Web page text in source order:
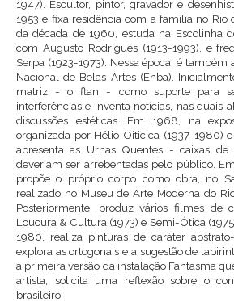
1947). Escultor, pintor, gravador e
1953 e fixa residência com a família no Rio
da década de 1960, estuda na Escolinha
com Augusto Rodrigues (1913-1993), e
Serpa (1923-1973). Nessa época, é também
Nacional de Belas Artes (Enba).
matriz - o flan - como suporte para
interferências e inventa notícias, nas quais
discussões estéticas. Em 1968, na
organizada por Hélio Oiticica (1937-1980) e
apresenta as Urnas Quentes - caixas de
deveriam ser arrebentadas pelo público.
propõe o próprio corpo como obra, no
realizado no Museu de Arte Moderna do
Posteriormente, produz vários filmes de
Loucura & Cultura (1973) e Semi-Ótica
1980, realiza pinturas de caráter
explora as ortogonais e a sugestão de
a primeira versão da instalação Fantasma
artista, solicita uma reflexão sobre o
brasileiro.